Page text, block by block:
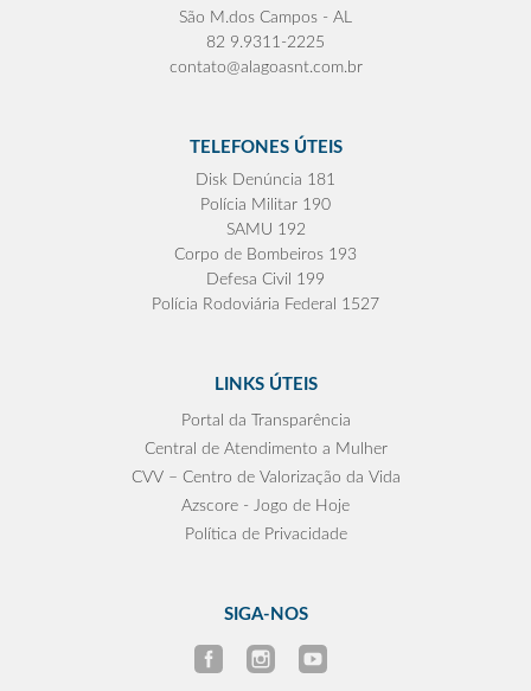
São M.dos Campos - AL
82 9.9311-2225
contato@alagoasnt.com.br
TELEFONES ÚTEIS
Disk Denúncia 181
Polícia Militar 190
SAMU 192
Corpo de Bombeiros 193
Defesa Civil 199
Polícia Rodoviária Federal 1527
LINKS ÚTEIS
Portal da Transparência
Central de Atendimento a Mulher
CVV – Centro de Valorização da Vida
Azscore - Jogo de Hoje
Política de Privacidade
SIGA-NOS